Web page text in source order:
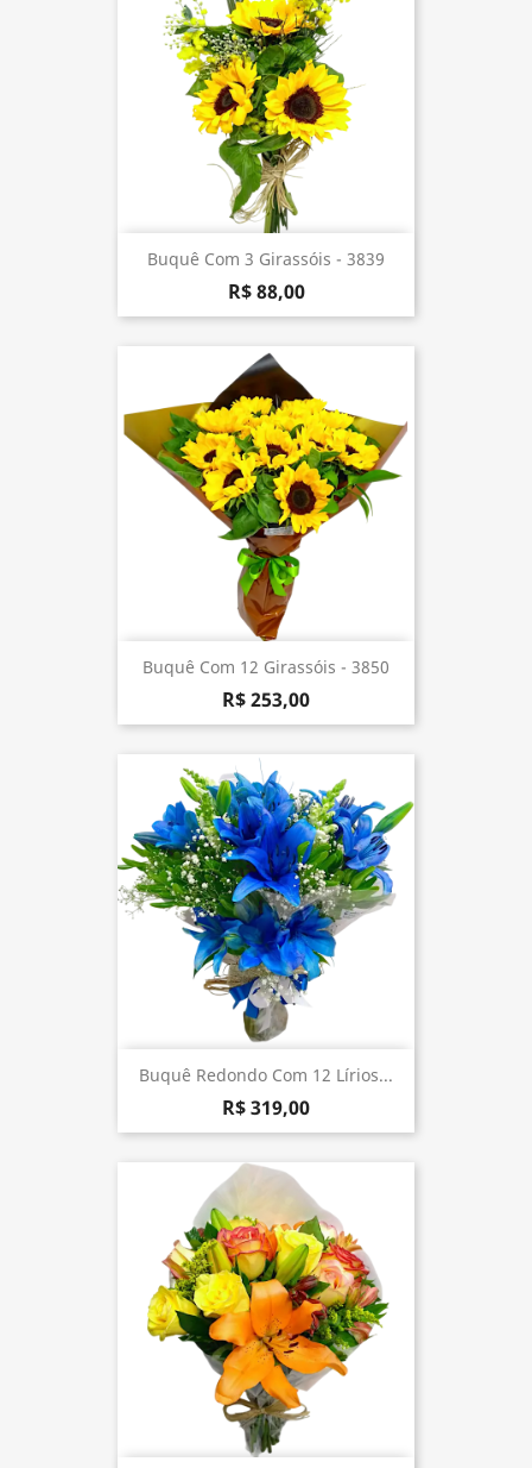
Buquê Com 3 Girassóis - 3839
R$ 88,00
Buquê Com 12 Girassóis - 3850
R$ 253,00
Buquê Redondo Com 12 Lírios...
R$ 319,00